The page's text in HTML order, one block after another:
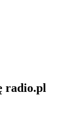
radio.pl